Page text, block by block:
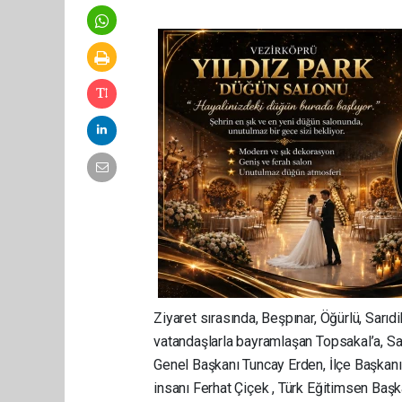
Ziyaret sırasında, Beşpınar, Öğürlü,
vatandaşlarla bayramlaşan Topsakal’a,
Genel Başkanı Tuncay Erden, İlçe
insanı Ferhat Çiçek , Türk Eğitimsen